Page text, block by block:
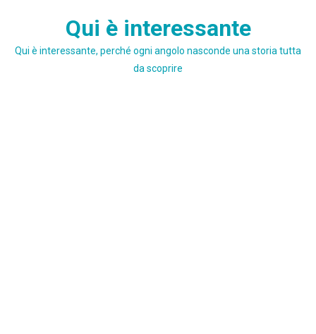
Qui è interessante
Qui è interessante, perché ogni angolo nasconde una storia tutta
da scoprire